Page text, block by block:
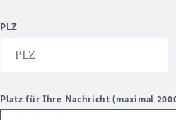
PLZ
Platz für Ihre Nachricht (maximal